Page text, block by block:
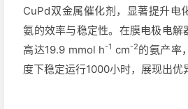
CuPd双金属催化剂，显著提升电
氨的效率与稳定性。在膜电极电解
高达19.9 mmol h-1 cm-2的氨产率
度下稳定运行1000小时，展现出优